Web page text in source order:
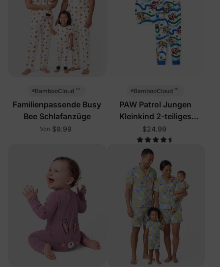
BambooCloud ™
Familienpassende Busy
Bee Schlafanzüge
Von $9.99
BambooCloud ™
PAW Patrol Jungen
Kleinkind 2-teiliges
Schlafanzug-Set Blau
$24.99